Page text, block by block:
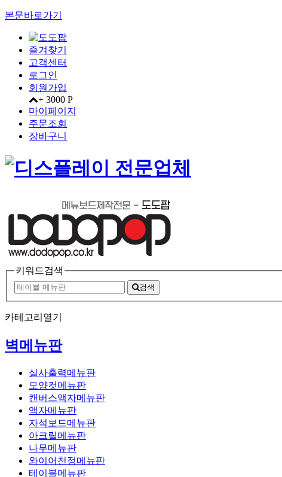
본문바로가기
즐겨찾기
고객센터
로그인
회원가입
+ 3000 P
마이페이지
주문조회
장바구니
키워드검색
검색
카테고리열기
벽메뉴판
실사출력메뉴판
모양컷메뉴판
캔버스액자메뉴판
액자메뉴판
자석보드메뉴판
아크릴메뉴판
나무메뉴판
와이어천정메뉴판
테이블메뉴판